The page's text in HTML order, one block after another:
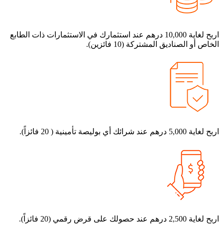
اربح لغاية 10,000 درهم عند استثمارك في الاستثمارات ذات الطابع
أو الصناديق المشتركة (10 فائزين).
5,000 درهم عند شرائك أي بوليصة تأمينية ( 20 فائزاً).
2,500 درهم عند حصولك على قرض رقمي (20 فائزاً).